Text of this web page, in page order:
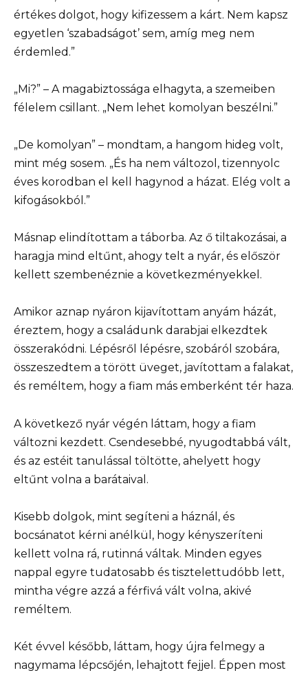
értékes dolgot, hogy kifizessem a kárt. Nem kapsz
egyetlen ‘szabadságot’ sem, amíg meg nem
érdemled.”
„Mi?” – A magabiztossága elhagyta, a szemeiben
félelem csillant. „Nem lehet komolyan beszélni.”
„De komolyan” – mondtam, a hangom hideg volt,
mint még sosem. „És ha nem változol, tizennyolc
éves korodban el kell hagynod a házat. Elég volt a
kifogásokból.”
Másnap elindítottam a táborba. Az ő tiltakozásai, a
haragja mind eltűnt, ahogy telt a nyár, és először
kellett szembenéznie a következményekkel.
Amikor aznap nyáron kijavítottam anyám házát,
éreztem, hogy a családunk darabjai elkezdtek
összerakódni. Lépésről lépésre, szobáról szobára,
összeszedtem a törött üveget, javítottam a falakat,
és reméltem, hogy a fiam más emberként tér haza.
A következő nyár végén láttam, hogy a fiam
változni kezdett. Csendesebbé, nyugodtabbá vált,
és az estéit tanulással töltötte, ahelyett hogy
eltűnt volna a barátaival.
Kisebb dolgok, mint segíteni a háznál, és
bocsánatot kérni anélkül, hogy kényszeríteni
kellett volna rá, rutinná váltak. Minden egyes
nappal egyre tudatosabb és tisztelettudóbb lett,
mintha végre azzá a férfivá vált volna, akivé
reméltem.
Két évvel később, láttam, hogy újra felmegy a
nagymama lépcsőjén, lehajtott fejjel. Éppen most